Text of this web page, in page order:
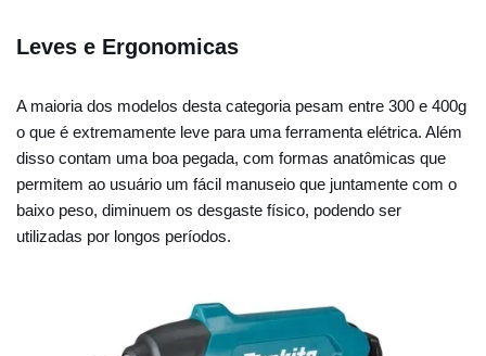
Leves e Ergonomicas
A maioria dos modelos desta categoria pesam entre 300 e 400g
o que é extremamente leve para uma ferramenta elétrica. Além
disso contam uma boa pegada, com formas anatômicas que
permitem ao usuário um fácil manuseio que juntamente com o
baixo peso, diminuem os desgaste físico, podendo ser
utilizadas por longos períodos.